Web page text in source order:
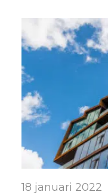
18 januari 2022